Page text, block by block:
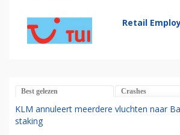
Retail
Best gelezen Crashes
KLM annuleert meerdere vluchten naar
staking